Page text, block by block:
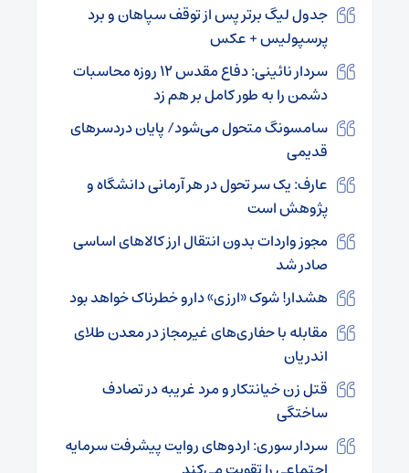
جدول لیگ برتر پس از توقف سپاهان و برد
پرسپولیس + عکس
سردار نائینی: دفاع مقدس ۱۲ روزه محاسبات
دشمن را به طور کامل بر هم زد
سامسونگ متحول می‌شود/ پایان دردسرهای
قدیمی
عارف: یک سر تحول در هر آرمانی دانشگاه و
پژوهش است
مجوز واردات بدون انتقال ارز کالا‌های اساسی
صادر شد
هشدار! شوک «ارزی» دارو خطرناک خواهد بود
مقابله با حفاری‌های غیرمجاز در معدن طلای
اندریان
قتل زن خیانتکار و مرد غریبه در تصادف
ساختگی
سردار سوری: اردوهای روایت پیشرفت سرمایه